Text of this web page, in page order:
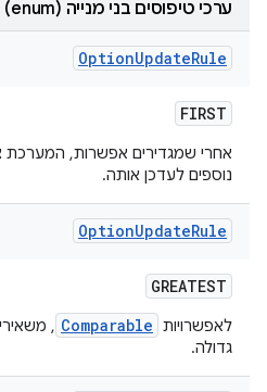
ערכי טיפוסים בני מנייה (enum)
OptionUpdateRule
FIRST
אחרי שמגדירים אפשרות, המערכת
נוספים לעדכן אותה.
OptionUpdateRule
GREATEST
לאפשרויות Comparable
,
גדולה.